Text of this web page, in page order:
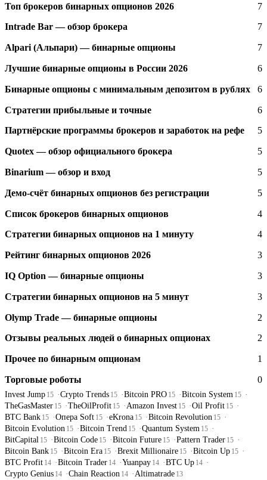
Топ брокеров бинарных опционов 2026 7
Intrade Bar — обзор брокера 7
Alpari (Альпари) — бинарные опционы 7
Лучшие бинарные опционы в России 2026 6
Бинарные опционы с минимальным депозитом в рублях 6
Стратегии прибыльные и точные 6
Партнёрские программы брокеров и заработок на рефе 5
Quotex — обзор официального брокера 5
Binarium — обзор и вход 5
Демо-счёт бинарных опционов без регистрации 5
Список брокеров бинарных опционов 4
Стратегии бинарных опционов на 1 минуту 4
Рейтинг бинарных опционов 2026 3
IQ Option — бинарные опционы 3
Стратегии бинарных опционов на 5 минут 3
Olymp Trade — бинарные опционы 2
Отзывы реальных людей о бинарных опционах 2
Прочее по бинарным опционам 1
Торговые роботы 0
Invest Jump 15 Crypto Trends 15 Bitcoin PRO 15 Bitcoin System 15
TheGasMaster 15 TheOilProfit 15 Amazon Invest 15 Oil Profit 15
BTC Bank 15 Опера Soft 15 eKrona 15 Bitcoin Revolution 15
Bitcoin Evolution 15 Bitcoin Trend 15 Quantum System 15
BitCapital 15 Bitcoin Code 15 Bitcoin Future 15 Pattern Trader 15
Bitcoin Bank 15 Bitcoin Era 15 Brexit Millionaire 15 Bitcoin Up 15
BTC Profit 14 Bitcoin Trader 14 Yuanpay 14 BTC Up 14
Crypto Genius 14 Chain Reaction 14 Altimatrade 13